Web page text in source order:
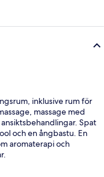
inklusive rum för
massage med
ansiktsbehandlingar. Spat
och en ångbastu. En
aromaterapi och